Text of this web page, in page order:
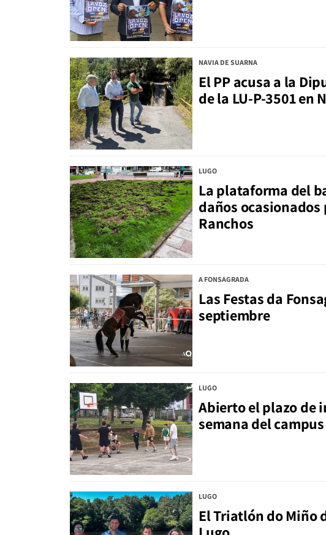
NAVIA DE SUARNA
El PP acusa a la
de la LU-P-3501 en
LUGO
La plataforma del
daños
Ranchos
A FONSAGRADA
Las Festas da
septiembre
LUGO
Abierto el plazo de
semana del
LUGO
El Triatlón do Miño